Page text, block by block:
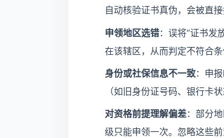
自动核验证书真伪，会被直接
申领地区选错：误将“证书发
在该辖区，从而判定不符合条
身份或社保信息不一致：申
（如旧身份证号码、银行卡
对资格前提理解偏差：部分
级只能申领一次。忽略这些